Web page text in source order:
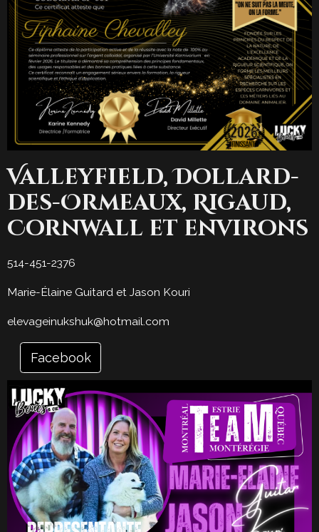
Valleyfield, Dollard-
des-Ormeaux, Rigaud,
Cornwall et environs
514-451-2376
Marie-Élaine Guitard et Jason Kouri
elevageinukshuk@hotmail.com
Facebook